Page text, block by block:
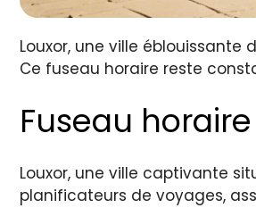
Louxor, une ville éblouissante
Ce fuseau horaire reste
Fuseau
Louxor, une ville captivante
planificateurs de voyages,